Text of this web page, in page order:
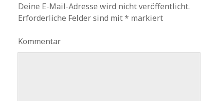
Deine E-Mail-Adresse wird nicht veröffentlicht.
Erforderliche Felder sind mit* markiert
Kommentar